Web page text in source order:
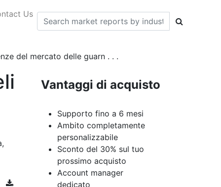
Us
del mercato delle guarn . . .
Vantaggi di acquisto
Supporto fino a 6 mesi
Ambito completamente
personalizzabile
Sconto del 30% sul tuo
prossimo acquisto
Account manager
dedicato